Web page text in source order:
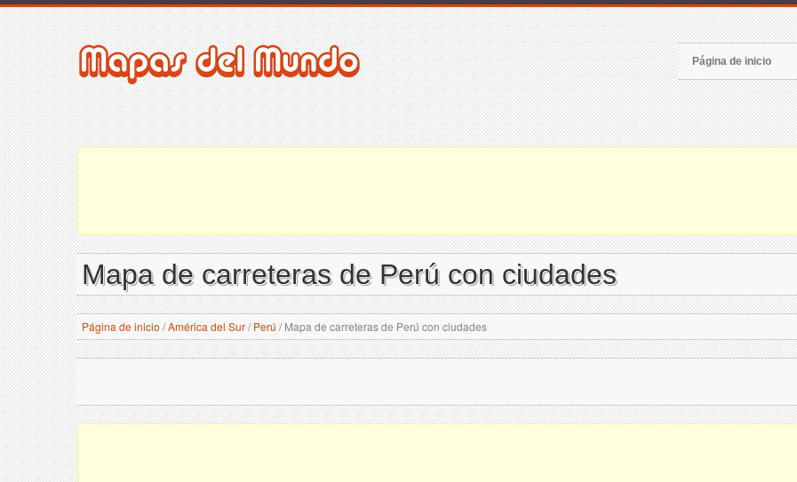
Página de inicio
Mapa de carreteras de Perú con ciudades
Página de inicio /América del Sur/ Perú /Mapa de carreteras de Perú con ciudades